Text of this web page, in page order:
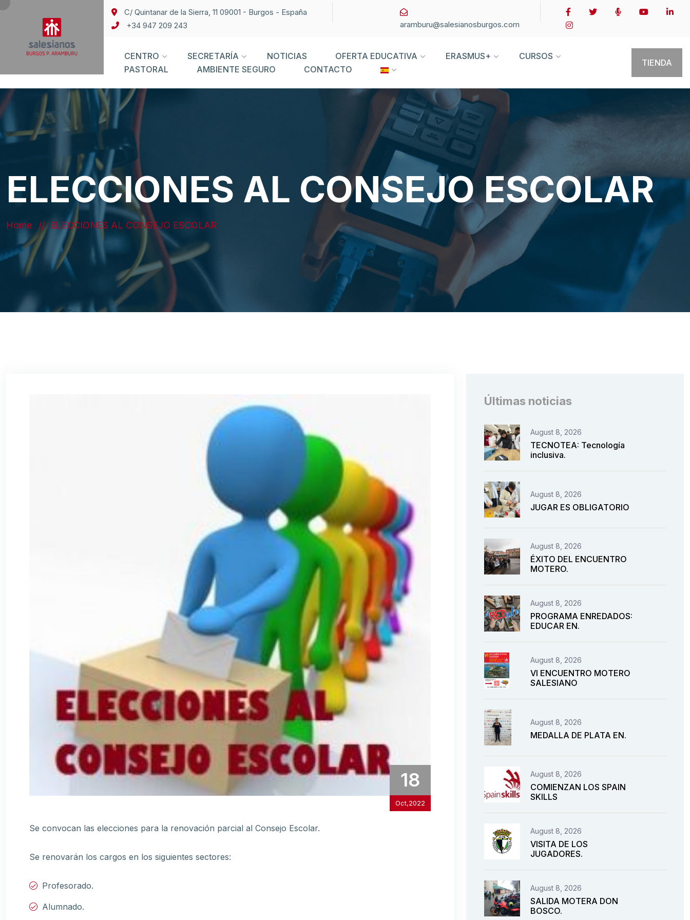
C/ Quintanar de la Sierra, 11 09001 - Burgos - España
+34 947 209 243
aramburu@salesianosburgos.com
CENTRO SECRETARÍA NOTICIAS OFERTA EDUCATIVA ERASMUS+
CURSOS
PASTORAL
AMBIENTE SEGURO CONTACTO
TIENDA
ELECCIONES AL CONSEJO ESCOLAR
Home ELECCIONES AL CONSEJO ESCOLAR
18
Oct,2022
Se convocan las elecciones para la renovación parcial al Consejo Escolar.
Se renovarán los cargos en los siguientes sectores:
Profesorado.
Alumnado.
Últimas noticias
August 8, 2026
TECNOTEA: Tecnología
inclusiva.
August 8, 2026
JUGAR ES OBLIGATORIO
August 8, 2026
ÉXITO DEL ENCUENTRO
MOTERO.
August 8, 2026
PROGRAMA ENREDADOS:
EDUCAR EN.
August 8, 2026
VI ENCUENTRO MOTERO
SALESIANO
August 8, 2026
MEDALLA DE PLATA EN.
August 8, 2026
COMIENZAN LOS SPAIN
SKILLS
August 8, 2026
VISITA DE LOS
JUGADORES.
August 8, 2026
SALIDA MOTERA DON
BOSCO.